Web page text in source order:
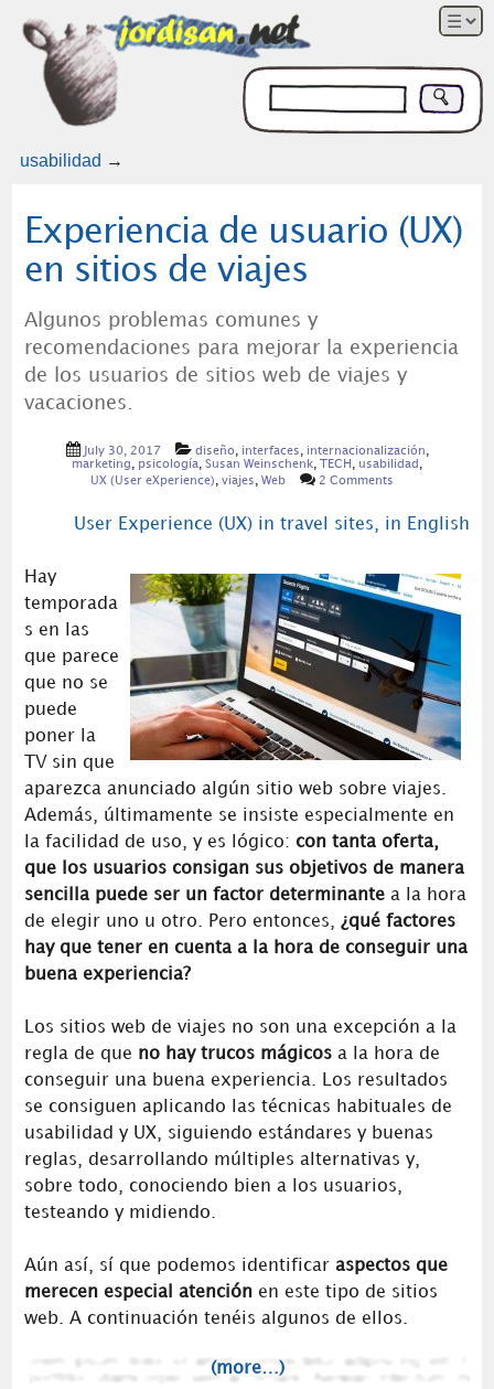
usabilidad →
Experiencia de usuario (UX)
en sitios de viajes
Algunos problemas comunes y
recomendaciones para mejorar la experiencia
de los usuarios de sitios web de viajes y
vacaciones.
July 30, 2017 diseño , interfaces , internacionalización ,
marketing , psicología, Susan Weinschenk, TECH , usabilidad ,
UX (User eXperience) , viajes , Web 2 Comments
User Experience (UX) in travel sites, in English
Hay
temporada
s en las
que parece
que no se
puede
poner la
TV sin que
aparezca anunciado algún sitio web sobre viajes.
Además, últimamente se insiste especialmente en
la facilidad de uso, y es lógico: con tanta oferta,
que los usuarios consigan sus objetivos de manera
sencilla puede ser un factor determinante a la hora
de elegir uno u otro. Pero entonces, ¿qué factores
hay que tener en cuenta a la hora de conseguir una
buena experiencia?
Los sitios web de viajes no son una excepción a la
regla de que no hay trucos mágicosa la hora de
conseguir una buena experiencia. Los resultados
se consiguen aplicando las técnicas habituales de
usabilidad y UX, siguiendo estándares y buenas
reglas, desarrollando múltiples alternativas y,
sobre todo, conociendo bien a los usuarios,
testeando y midiendo.
Aún así, sí que podemos identificar aspectos que
merecen especial atenciónen este tipo de sitios
web. A continuación tenéis algunos de ellos.
(more…)